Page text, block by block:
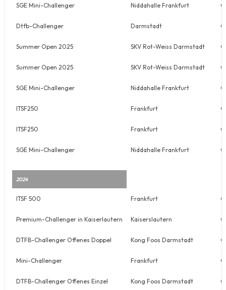
SGE Mini-Challenger Niddahalle Frankfurt
Dtfb-Challenger Darmstadt
Summer Open 2025 SKV Rot-Weiss Darmstadt
Summer Open 2025 SKV Rot-Weiss Darmstadt
SGE Mini-Challenger Niddahalle Frankfurt
ITSF250 Frankfurt
ITSF250 Frankfurt
SGE Mini-Challenger Niddahalle Frankfurt
2024
ITSF 500 Frankfurt
Premium-Challenger in Kaiserlautern Kaiserslautern
DTFB-Challenger Offenes Doppel Kong Foos Darmstadt
Mini-Challenger Frankfurt
DTFB-Challenger Offenes Einzel Kong Foos Darmstadt